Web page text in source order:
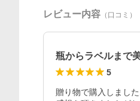
レビュー内容 （口コミ）
瓶からラベルまで
5
贈り物で購入しました